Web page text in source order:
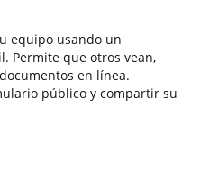
equipo usando un
Permite que otros vean,
en línea.
público y compartir su